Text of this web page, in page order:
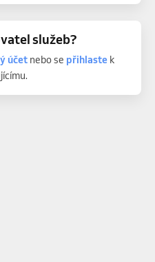
služeb?
účetnebo se přihlastek